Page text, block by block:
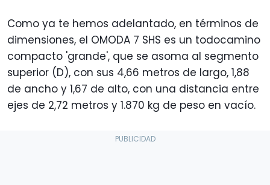
Como ya te hemos adelantado, en términos de
dimensiones, el OMODA 7 SHS es un todocamino
compacto 'grande', que se asoma al segmento
superior (D), con sus 4,66 metros de largo, 1,88
de ancho y 1,67 de alto, con una distancia entre
ejes de 2,72 metros y 1.870 kg de peso en vacío.